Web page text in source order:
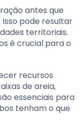
antes que
pode resultar
territoriais.
é crucial para o
recursos
de areia,
essenciais para
tenham o que